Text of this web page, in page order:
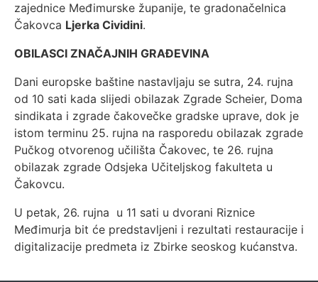
zajednice Međimurske županije, te gradonačelnica
Čakovca Ljerka Cividini.
OBILASCI ZNAČAJNIH GRAĐEVINA
Dani europske baštine nastavljaju se sutra, 24. rujna
od 10 sati kada slijedi obilazak Zgrade Scheier, Doma
sindikata i zgrade čakovečke gradske uprave, dok je
istom terminu 25. rujna na rasporedu obilazak zgrade
Pučkog otvorenog učilišta Čakovec, te 26. rujna
obilazak zgrade Odsjeka Učiteljskog fakulteta u
Čakovcu.
U petak, 26. rujna u 11 sati u dvorani Riznice
Međimurja bit će predstavljeni i rezultati restauracije i
digitalizacije predmeta iz Zbirke seoskog kućanstva.